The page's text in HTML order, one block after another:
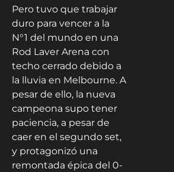
Pero tuvo que trabajar
duro para vencer a la
N°1 del mundo en una
Rod Laver Arena con
techo cerrado debido a
la lluvia en Melbourne. A
pesar de ello, la nueva
campeona supo tener
paciencia, a pesar de
caer en el segundo set,
y protagonizó una
remontada épica del 0-